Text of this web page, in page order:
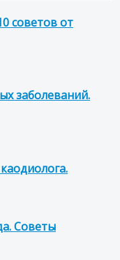
советов от
заболеваний.
Советы